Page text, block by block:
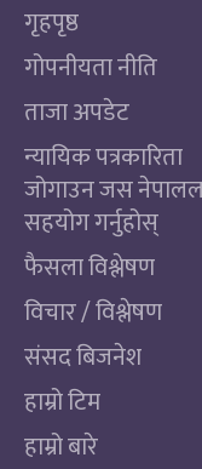
गृहपृष्ठ
गोपनीयता नीति
ताजा अपडेट
न्यायिक पत्रकारिता
जोगाउन जस
सहयोग गर्नुहोस्
फैसला विश्लेषण
विचार / विश्लेषण
संसद बिजनेश
हाम्रो टिम
हाम्रो बारे